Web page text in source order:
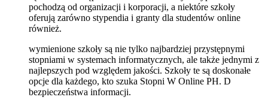
pochodzą od organizacji i korporacji, a niektóre szkoły
oferują zarówno stypendia i granty dla studentów online
również.
wymienione szkoły są nie tylko najbardziej przystępnymi
stopniami w systemach informatycznych, ale także jednymi z
najlepszych pod względem jakości. Szkoły te są doskonałe
opcje dla każdego, kto szuka Stopni W Online PH. D
bezpieczeństwa informacji.